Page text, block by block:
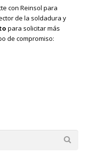
con Reinsol para
de la soldadura y
para solicitar más
de compromiso: